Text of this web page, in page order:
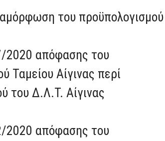
του προϋπολογισμού
2020 απόφασης του
Ταμείου Αίγινας περί
του Δ.Λ.Τ. Αίγινας
2020 απόφασης του